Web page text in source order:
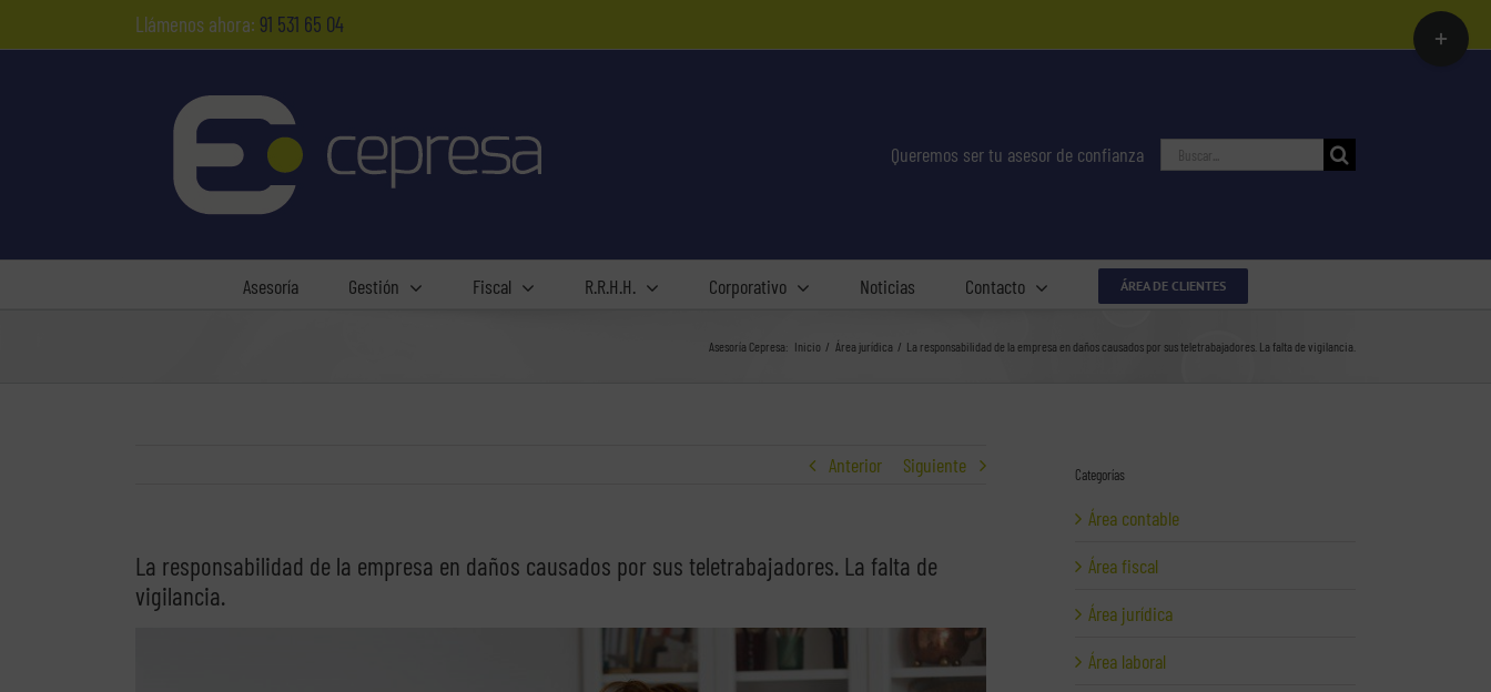
Llámenos ahora: 91 531 65 04
Queremos ser tu asesor de confianza Buscar:
Asesoría Gestión Fiscal R.R.H.H. Corporativo Noticias Contacto ÁREA DE CLIENTES
Asesoría Cepresa: Inicio Área jurídica La responsabilidad de la empresa en daños causados por sus teletrabajadores. La falta de vigilancia.
Anterior Siguiente
La responsabilidad de la empresa en daños causados por sus teletrabajadores. La falta de
vigilancia.
Categorías
Área contable
Área fiscal
Área jurídica
Área laboral
Toggle
Sliding